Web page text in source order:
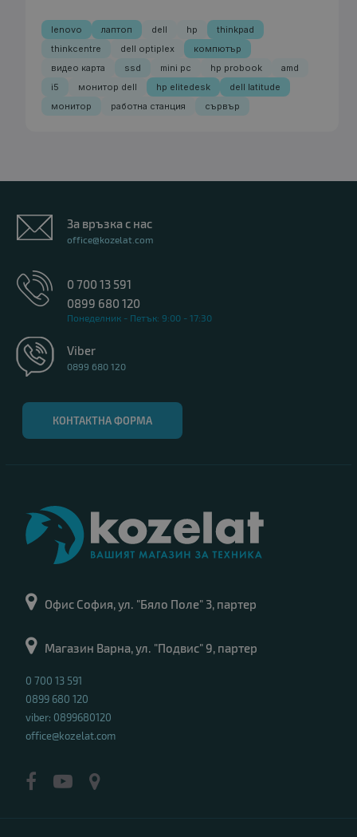
lenovo лаптоп dell hp
thinkpad
thinkcentre
dell optiplex
компютър
видео карта
ssd mini pc hp probook
amd
i5
монитор dell hp elitedesk
dell latitude
монитор
работна станция сървър
За връзка с нас
office@kozelat.com
0 700 13 591
0899 680 120
Понеделник - Петък: 9:00 - 17:30
Viber
0899 680 120
КОНТАКТНА ФОРМА
Офис София, ул. "Бяло Поле" 3, партер
Магазин Варна, ул. "Подвис" 9, партер
0 700 13 591
0899 680 120
viber: 0899680120
office@kozelat.com